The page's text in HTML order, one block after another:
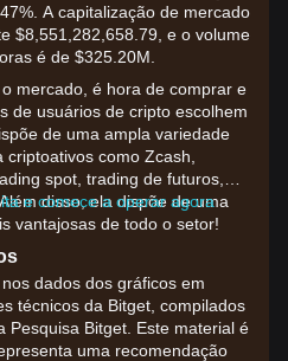
A capitalização de mercado
$8,551,282,658.79, e o volume
é de $325.20M.
mercado, é hora de comprar e
de usuários de cripto escolhem
de uma ampla variedade
como Zcash,
spot, trading de futuros,
disso, ela dispõe de uma
vantajosas de todo o setor!
e comece a operar agora
dados dos gráficos em
técnicos da Bitget, compilados
Pesquisa Bitget. Este material é
uma recomendação